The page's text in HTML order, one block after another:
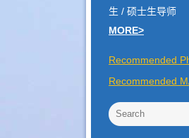
生 / 硕士生导师
MORE>
Recommended
Recommended